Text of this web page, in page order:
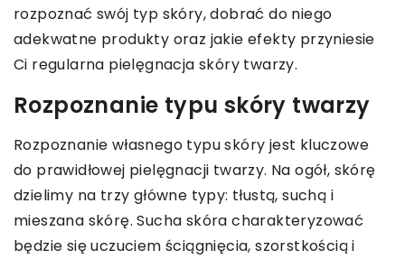
rozpoznać swój typ skóry, dobrać do niego
adekwatne produkty oraz jakie efekty przyniesie
Ci regularna pielęgnacja skóry twarzy.
Rozpoznanie typu skóry twarzy
Rozpoznanie własnego typu skóry jest kluczowe
do prawidłowej pielęgnacji twarzy. Na ogół, skórę
dzielimy na trzy główne typy: tłustą, suchą i
mieszana skórę. Sucha skóra charakteryzować
będzie się uczuciem ściągnięcia, szorstkością i